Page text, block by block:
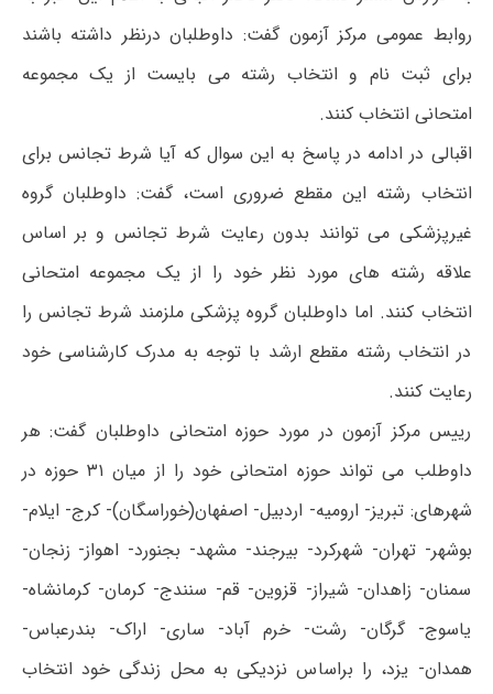
روابط عمومی مرکز آزمون گفت: داوطلبان درنظر داشته باشند
برای ثبت نام و انتخاب رشته می بایست از یک مجموعه
امتحانی انتخاب کنند.
اقبالی در ادامه در پاسخ به این سوال که آیا شرط تجانس برای
انتخاب رشته این مقطع ضروری است، گفت: داوطلبان گروه
غیرپزشکی می توانند بدون رعایت شرط تجانس و بر اساس
علاقه رشته های مورد نظر خود را از یک مجموعه امتحانی
انتخاب کنند. اما داوطلبان گروه پزشکی ملزمند شرط تجانس را
در انتخاب رشته مقطع ارشد با توجه به مدرک کارشناسی خود
رعایت کنند.
رییس مرکز آزمون در مورد حوزه امتحانی داوطلبان گفت: هر
داوطلب می تواند حوزه امتحانی خود را از میان ۳۱ حوزه در
شهرهای: تبریز- ارومیه- اردبیل- اصفهان(خوراسگان)- کرج- ایلام-
بوشهر- تهران- شهرکرد- بیرجند- مشهد- بجنورد- اهواز- زنجان-
سمنان- زاهدان- شیراز- قزوین- قم- سنندج- کرمان- کرمانشاه-
یاسوج- گرگان- رشت- خرم آباد- ساری- اراک- بندرعباس-
همدان- یزد، را براساس نزدیکی به محل زندگی خود انتخاب